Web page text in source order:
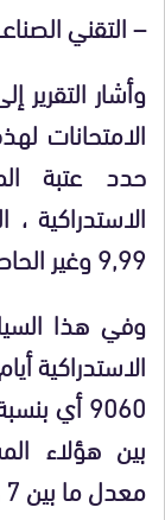
– التقني
وأشار التقرير
حدد عتبة
9,99 وغير الحاصلين على نقطة الصفر.
وفي هذا
9060 أي بنسبة 64
بين هؤلاء
معدل ما بين 7 و 8 من 20 : 1831 مترشحا.